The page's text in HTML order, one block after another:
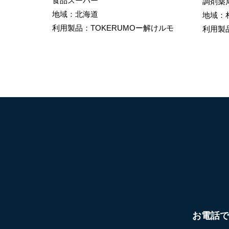
地域：北海道
利用製品：TOKERUMOー解けルモ
地域：
利用製
お電話